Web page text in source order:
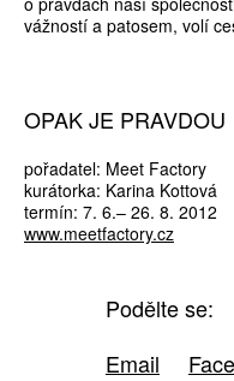
vážností a patosem, volí
OPAK JE PRAVDOU
pořadatel: Meet Factory
kurátorka: Karina Kottová
termín: 7. 6.– 26. 8. 2012
www.meetfactory.cz
Podělte se:
Email